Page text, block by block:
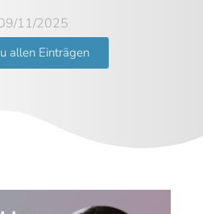
11/2025
allen Einträgen